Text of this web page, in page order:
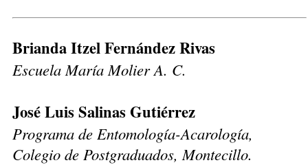
Brianda Itzel Fernández Rivas
Escuela María Molier A. C.
José Luis Salinas Gutiérrez
Programa de Entomología-Acarología,
Colegio de Postgraduados, Montecillo.